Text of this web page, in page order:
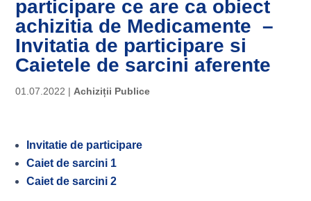
participare ce are ca obiect
achizitia de Medicamente –
Invitatia de participare si
Caietele de sarcini aferente
01.07.2022 | Achiziții Publice
Invitatie de participare
Caiet de sarcini 1
Caiet de sarcini 2